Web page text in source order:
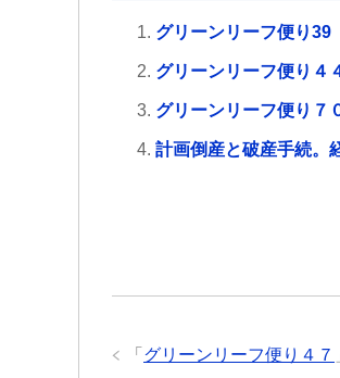
グリーンリーフ便り39
グリーンリーフ便り４
グリーンリーフ便り７
計画倒産と破産手続。
「 グリーンリーフ便り４７